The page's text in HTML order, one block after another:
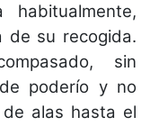
de su recogida.
sin
poderío y no
alas hasta el